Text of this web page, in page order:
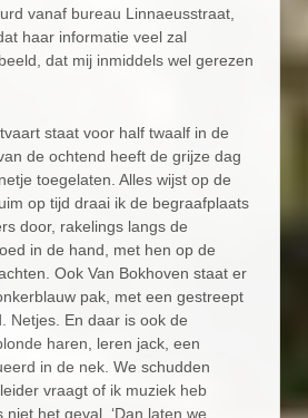
vanaf bureau Linnaeusstraat,
haar informatie veel zal
dat mij inmiddels wel gerezen
staat voor half twaalf in de
de ochtend heeft de grijze dag
toegelaten. Alles wijst op de
op tijd draai ik de begraafplaats
door, rakelings langs de
in de hand, met hen op de
Ook Van Bokhoven staat er
pak, met een gestreept
Netjes. En daar is ook de
haren, leren jack, een
in de nek. We schudden
vraagt of ik muziek heb
het geval. ‘Dan laten we